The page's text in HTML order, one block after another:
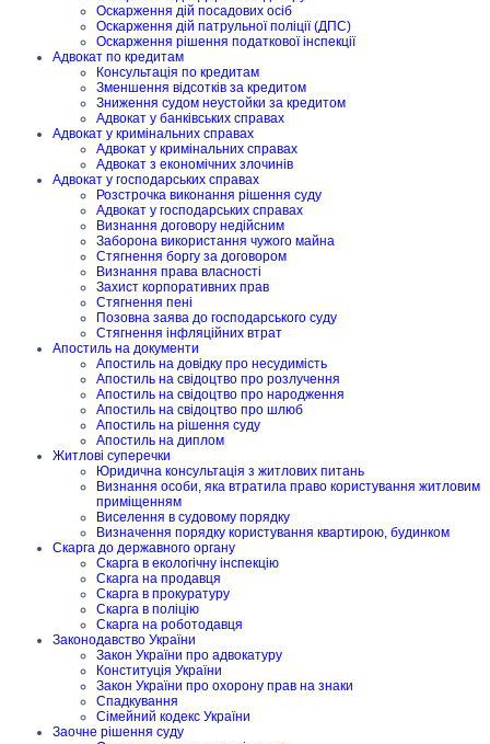
Оскарження дій посадових осіб
Оскарження дій патрульної поліції (ДПС)
Оскарження рішення податкової інспекції
Адвокат по кредитам
Консультація по кредитам
Зменшення відсотків за кредитом
Зниження судом неустойки за кредитом
Адвокат у банківських справах
Адвокат у кримінальних справах
Адвокат у кримінальних справах
Адвокат з економічних злочинів
Адвокат у господарських справах
Розстрочка виконання рішення суду
Адвокат у господарських справах
Визнання договору недійсним
Заборона використання чужого майна
Стягнення боргу за договором
Визнання права власності
Захист корпоративних прав
Стягнення пені
Позовна заява до господарського суду
Стягнення інфляційних втрат
Апостиль на документи
Апостиль на довідку про несудимість
Апостиль на свідоцтво про розлучення
Апостиль на свідоцтво про народження
Апостиль на свідоцтво про шлюб
Апостиль на рішення суду
Апостиль на диплом
Житлові суперечки
Юридична консультація з житлових питань
Визнання особи, яка втратила право користування житловим
приміщенням
Виселення в судовому порядку
Визначення порядку користування квартирою, будинком
Скарга до державного органу
Скарга в екологічну інспекцію
Скарга на продавця
Скарга в прокуратуру
Скарга в поліцію
Скарга на роботодавця
Законодавство України
Закон України про адвокатуру
Конституція України
Закон України про охорону прав на знаки
Спадкування
Сімейний кодекс України
Заочне рішення суду